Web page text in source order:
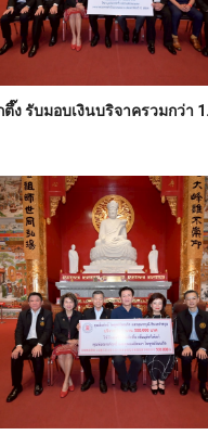
ง รับมอบเงินบริจาครวมกว่า